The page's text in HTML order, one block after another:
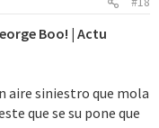
Boo! | Actu
aire siniestro que mola
que se su pone que